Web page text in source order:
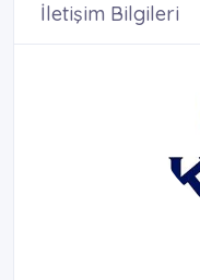
İletişim Bilgileri